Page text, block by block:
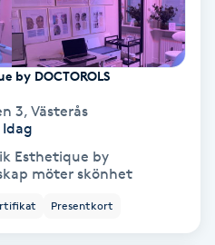
by DOCTOROLS
3, Västerås
Idag
Esthetique by
möter skönhet
Presentkort